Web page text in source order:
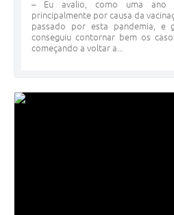
– Eu avalio, como uma ano
principalmente por causa da
passado por esta pandemia, e
conseguiu contornar bem os
começando a voltar a...